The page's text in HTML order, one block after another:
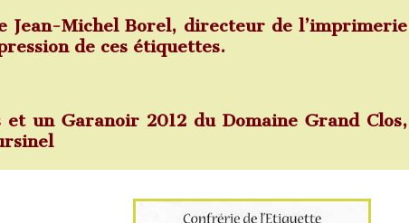
Jean-Michel Borel, directeur de l’imprimerie
de ces étiquettes.
et un Garanoir 2012 du Domaine Grand Clos,